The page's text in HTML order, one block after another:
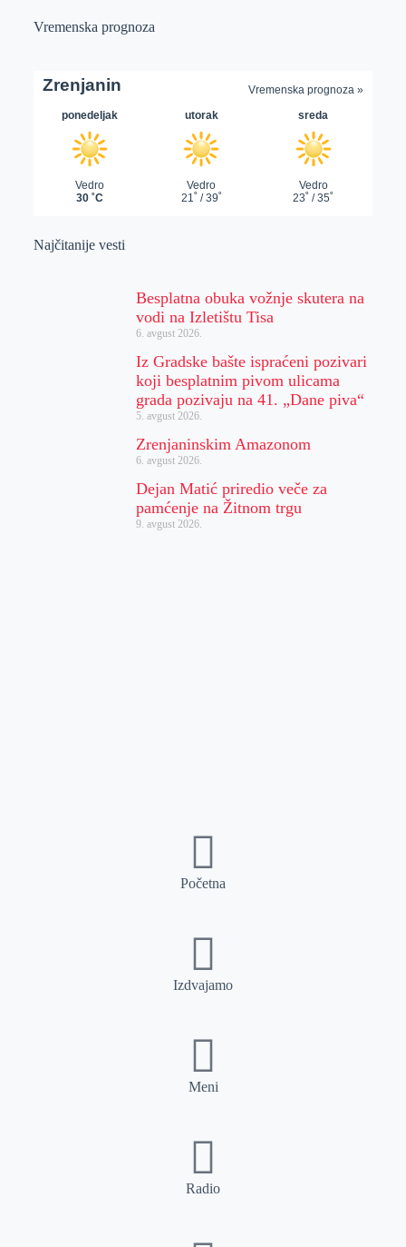
Vremenska prognoza
Najčitanije vesti
Besplatna obuka vožnje skutera na
vodi na Izletištu Tisa
6. avgust 2026.
Iz Gradske bašte ispraćeni pozivari
koji besplatnim pivom ulicama
grada pozivaju na 41. „Dane piva“
5. avgust 2026.
Zrenjaninskim Amazonom
6. avgust 2026.
Dejan Matić priredio veče za
pamćenje na Žitnom trgu
9. avgust 2026.
Početna
Izdvajamo
Meni
Radio